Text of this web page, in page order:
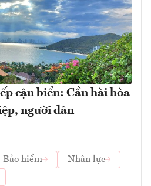
cận biển: Cần hài hòa
người dân
Bảo hiểm
Nhân lực